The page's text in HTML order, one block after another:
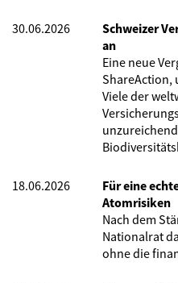
30.06.2026
Schweizer
an
Eine neue
ShareAction,
Viele der
18.06.2026
Für eine
Atomrisiken
Nach dem
Nationalrat
ohne die